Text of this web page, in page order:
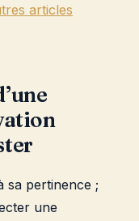
articles
sa pertinence ;
une